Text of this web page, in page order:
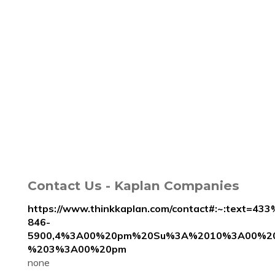
Contact Us - Kaplan Companies
https://www.thinkkaplan.com/
846-
%203%3A00%20pm
none